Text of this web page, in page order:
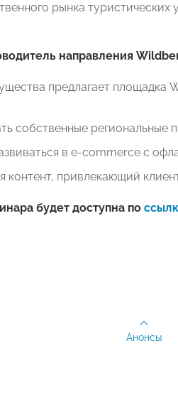
рынка
направления
предлагает площадка
собственные региональные
в e-commerce с
контент, привлекающий
будет доступна по
Анонсы